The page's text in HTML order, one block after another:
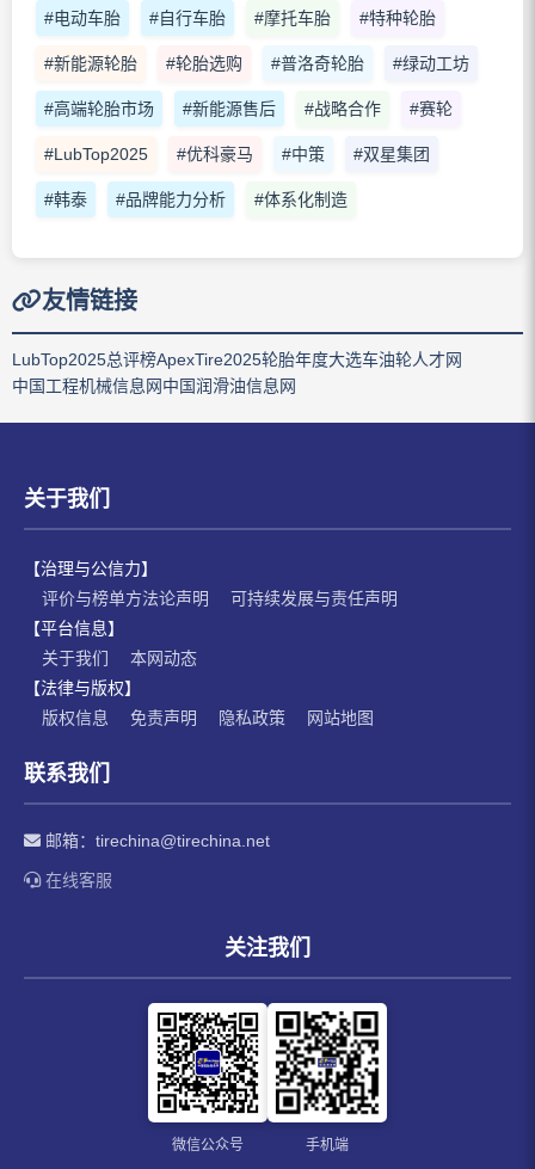
#电动车胎 #自行车胎 #摩托车胎 #特种轮胎
#新能源轮胎 #轮胎选购 #普洛奇轮胎 #绿动工坊
#高端轮胎市场 #新能源售后 #战略合作 #赛轮
#LubTop2025 #优科豪马 #中策 #双星集团
#韩泰 #品牌能力分析 #体系化制造
友情链接
LubTop2025总评榜ApexTire2025轮胎年度大选车油轮人才网
中国工程机械信息网中国润滑油信息网
关于我们
【治理与公信力】
评价与榜单方法论声明
可持续发展与责任声明
【平台信息】
关于我们
本网动态
【法律与版权】
版权信息
免责声明 隐私政策 网站地图
联系我们
邮箱： tirechina@tirechina.net
在线客服
关注我们
微信公众号 手机端